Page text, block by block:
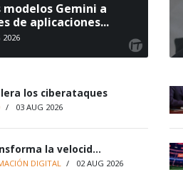
Gemini a
de aplicaciones...
2026
los ciberataques
/ 03 AUG 2026
la velocid...
DIGITAL / 02 AUG 2026